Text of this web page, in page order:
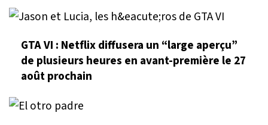
GTA VI : Netflix diffusera un “large aperçu”
de plusieurs heures en avant-première le 27
août prochain